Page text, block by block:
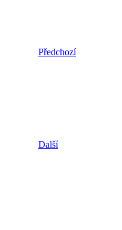
Předchozí
Další